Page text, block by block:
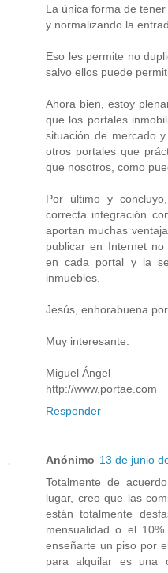
La única forma de
y normalizando la
Eso les permite no
salvo ellos puede
Ahora bien, estoy
que los portales
situación de mercado
otros portales que
que nosotros, como
Por último y
correcta integración
aportan muchas
publicar en Internet
en cada portal y la
inmuebles.
Jesús, enhorabuena por
Muy interesante.
Miguel Ángel
http://www.portae.com
Responder
Anónimo 13 de junio
Totalmente de
lugar, creo que las
están totalmente
mensualidad o el
enseñarte un piso por
para alquilar es una